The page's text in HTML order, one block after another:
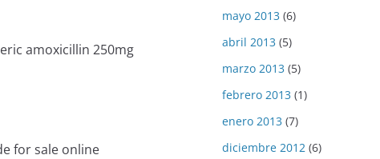
amoxicillin 250mg
for sale online
mayo 2013 (6)
abril 2013 (5)
marzo 2013 (5)
febrero 2013 (1)
enero 2013 (7)
diciembre 2012 (6)